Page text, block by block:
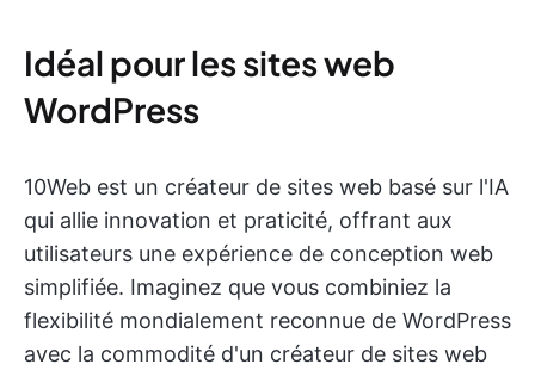
Idéal pour les sites web
WordPress
10Web est un créateur de sites web basé sur l'IA
qui allie innovation et praticité, offrant aux
utilisateurs une expérience de conception web
simplifiée. Imaginez que vous combiniez la
flexibilité mondialement reconnue de WordPress
avec la commodité d'un créateur de sites web